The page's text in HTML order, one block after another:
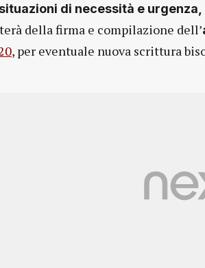
di necessità e
della firma e compilazione dell’
, per eventuale nuova scrittura